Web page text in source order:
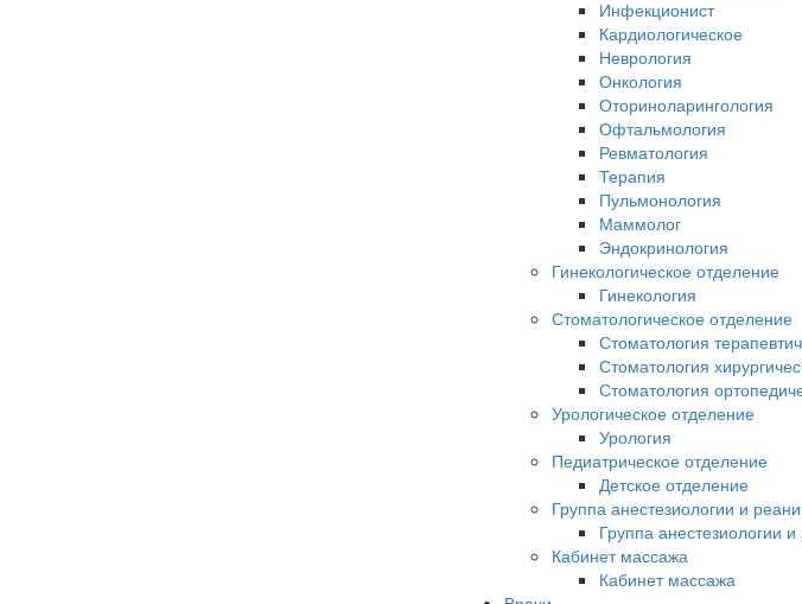
Инфекционист
Кардиологическое
Неврология
Онкология
Оториноларингология
Офтальмология
Ревматология
Терапия
Пульмонология
Маммолог
Эндокринология
Гинекологическое отделение
Гинекология
Стоматологическое отделение
Стоматология
Стоматология
Стоматология
Урологическое отделение
Урология
Педиатрическое отделение
Детское отделение
Группа анестезиологии и
Группа анестезиологии
Кабинет массажа
Кабинет массажа